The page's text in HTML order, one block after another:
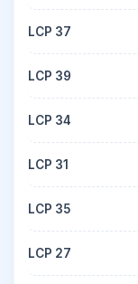
LCP 37
LCP 39
LCP 34
LCP 31
LCP 35
LCP 27